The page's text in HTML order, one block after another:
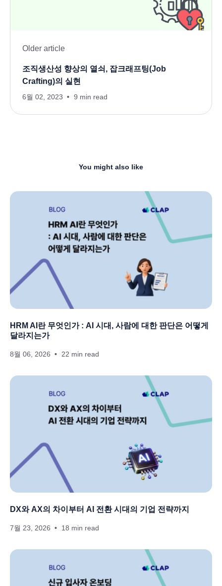
Older article
조직생산성 향상의 열쇠, 잡크래프팅(Job
Crafting)의 실현
6월 02, 2023 9 min read
You might also like
HRM AI란 무엇인가 : AI 시대, 사람에 대한 판단은 어떻게
달라지는가
8월 06, 2026 22 min read
DX와 AX의 차이부터 AI 전환 시대의 기업 전략까지
7월 23, 2026 18 min read